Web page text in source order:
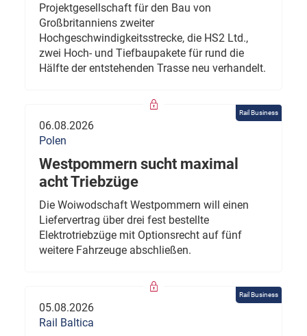
Projektgesellschaft für den Bau von
Großbritanniens zweiter
Hochgeschwindigkeitsstrecke, die HS2 Ltd.,
zwei Hoch- und Tiefbaupakete für rund die
Hälfte der entstehenden Trasse neu verhandelt.
Rail Business
06.08.2026
Polen
Westpommern sucht maximal
acht Triebzüge
Die Woiwodschaft Westpommern will einen
Liefervertrag über drei fest bestellte
Elektrotriebzüge mit Optionsrecht auf fünf
weitere Fahrzeuge abschließen.
Rail Business
05.08.2026
Rail Baltica